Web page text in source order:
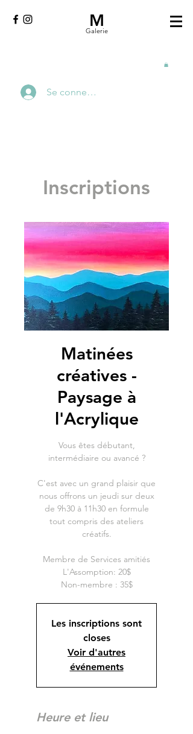
M
Galerie
Se connecter
Inscriptions
Matinées
créatives -
Paysage à
l'Acrylique
Vous êtes débutant,
intermédiaire ou avancé ?
C'est avec un grand plaisir que
nous offrons un jeudi sur deux
de 9h30 à 11h30 en formule
tout compris des ateliers
créatifs.
Membre de Services amitiés
L'Assomption: 20$
Non-membre : 35$
Les inscriptions sont
closes
Voir d'autres
événements
Heure et lieu